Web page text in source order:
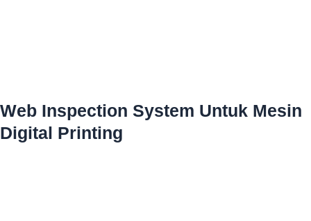
Web Inspection System Untuk Mesin
Digital Printing